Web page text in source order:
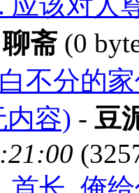
聊斋 (0
不分的
内容) - 豆